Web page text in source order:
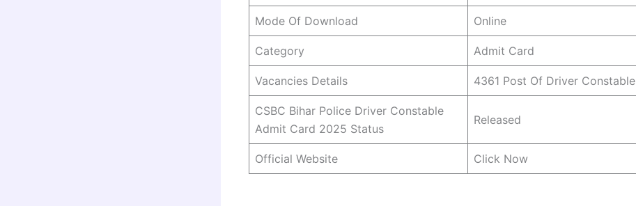
Mode Of Download Online
Category Admit Card
Vacancies Details 4361 Post Of Driver Constable
CSBC Bihar Police Driver Constable
Admit Card 2025 Status
Released
Official Website Click Now